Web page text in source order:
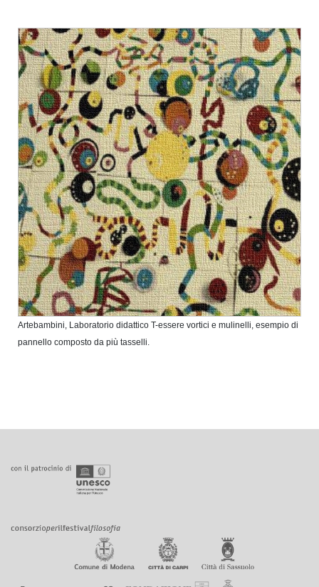
Artebambini, Laboratorio didattico T-essere vortici e mulinelli, esempio di
pannello composto da più tasselli.